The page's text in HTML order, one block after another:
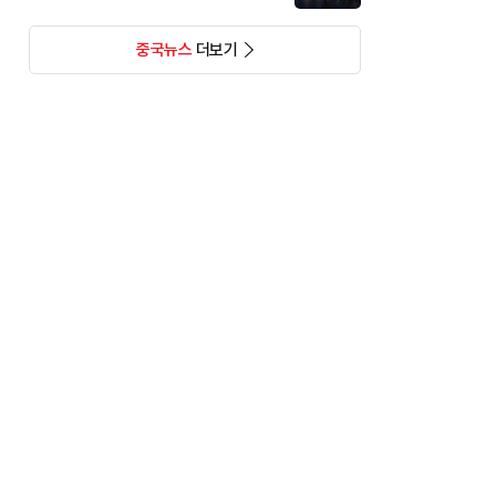
중국뉴스더보기